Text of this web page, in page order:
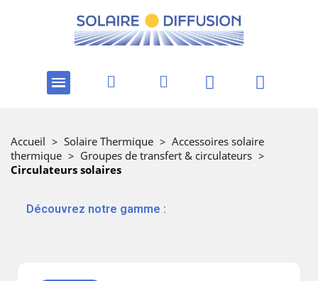
Accueil > Solaire Thermique > Accessoires solaire
thermique > Groupes de transfert & circulateurs >
Circulateurs solaires
‎ ‎ ‎‎ ‎Découvrez notre gamme :